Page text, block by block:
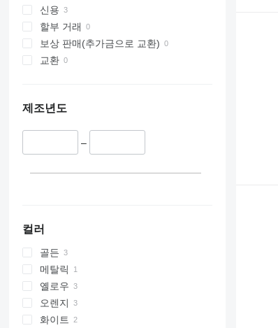
신용
할부 거래
보상 판매(추가금으로 교환)
교환
제조년도
–
컬러
골든
메탈릭
옐로우
오렌지
화이트